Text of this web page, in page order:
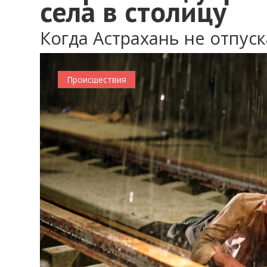
села в столицу
Когда Астрахань не
Происшествия